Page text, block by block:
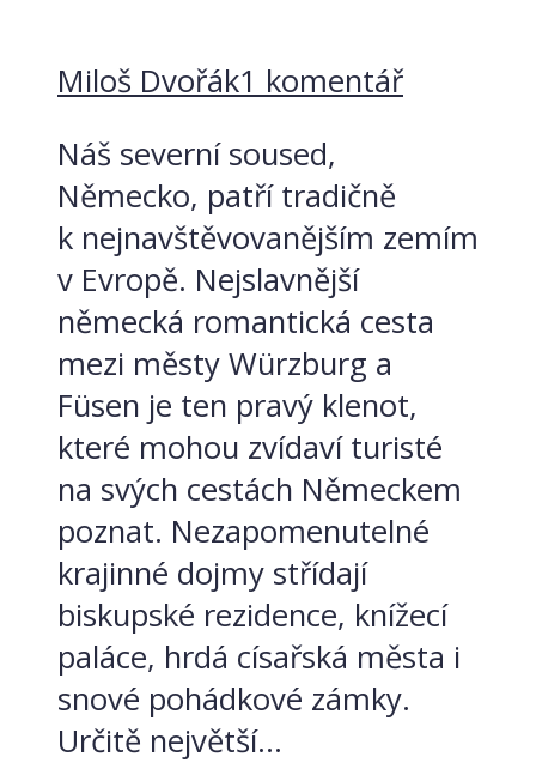
Miloš Dvořák1 komentář
Náš severní soused,
Německo, patří tradičně
k nejnavštěvovanějším zemím
v Evropě. Nejslavnější
německá romantická cesta
mezi městy Würzburg a
Füsen je ten pravý klenot,
které mohou zvídaví turisté
na svých cestách Německem
poznat. Nezapomenutelné
krajinné dojmy střídají
biskupské rezidence, knížecí
paláce, hrdá císařská města i
snové pohádkové zámky.
Určitě největší...